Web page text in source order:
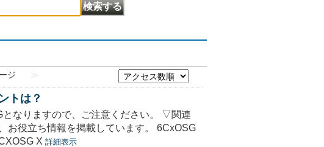
ジ ≫
トは？
なりますので、ご注意ください。 ▽関連
お役立ち情報を掲載しています。 6CxOSG
X 詳細表示